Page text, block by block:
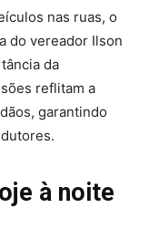
nas ruas, o
do vereador Ilson
da
reflitam a
garantindo
à noite